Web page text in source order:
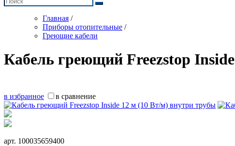
Главная /
Приборы отопительные /
Греющие кабели
Кабель греющий Freezstop
в избранное в сравнение
арт. 100035659400